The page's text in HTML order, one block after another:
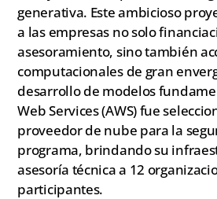
generativa. Este ambicioso
a las empresas no solo
asesoramiento, sino también
computacionales de gran
desarrollo de modelos
Web Services (AWS) fue
proveedor de nube para la
programa, brindando su
asesoría técnica a 12
participantes.